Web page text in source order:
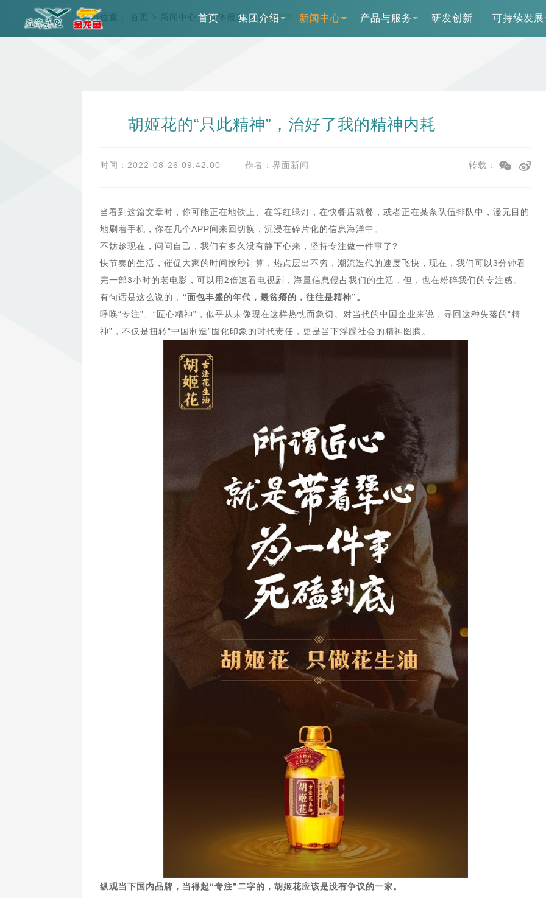
首页 集团介绍 新闻中心 产品与服务 研发创新 可持续发展
当前位置： 首页 > 新闻中心 > 媒体报道 > 新闻详情
胡姬花的“只此精神”，治好了我的精神内耗
时间：2022-08-26 09:42:00 作者：界面新闻 转载：
当看到这篇文章时，你可能正在地铁上、在等红绿灯，在快餐店就餐，或者正在某条队伍排队中，漫无目的
地刷着手机，你在几个APP间来回切换，沉浸在碎片化的信息海洋中。
不妨趁现在，问问自己，我们有多久没有静下心来，坚持专注做一件事了?
快节奏的生活，催促大家的时间按秒计算，热点层出不穷，潮流迭代的速度飞快，现在，我们可以3分钟看
完一部3小时的老电影，可以用2倍速看电视剧，海量信息侵占我们的生活，但，也在粉碎我们的专注感。
有句话是这么说的， “面包丰盛的年代，最贫瘠的，往往是精神”。
呼唤“专注”、“匠心精神”，似乎从未像现在这样热忱而急切。对当代的中国企业来说，寻回这种失落的“精
神”，不仅是扭转“中国制造”固化印象的时代责任，更是当下浮躁社会的精神图腾。
纵观当下国内品牌，当得起“专注”二字的，胡姬花应该是没有争议的一家。